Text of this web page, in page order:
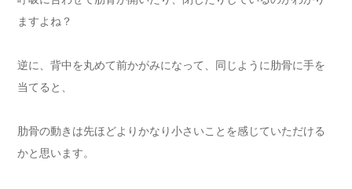
ますよね？
逆に、背中を丸めて前かがみになって、同じように肋骨に手を
当てると、
肋骨の動きは先ほどよりかなり小さいことを感じていただける
かと思います。